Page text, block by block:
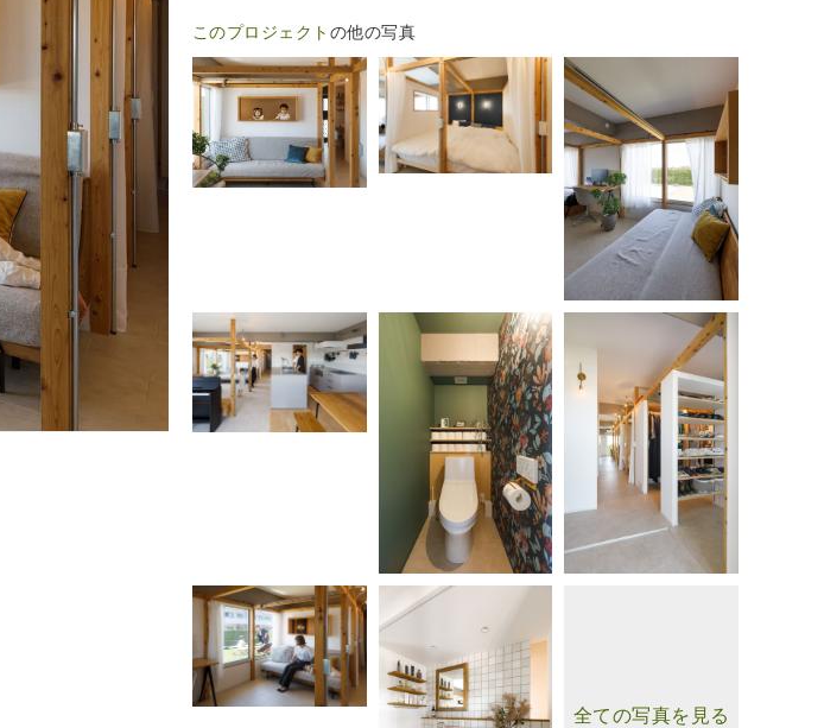
このプロジェクト の他の写真
全ての写真を見る